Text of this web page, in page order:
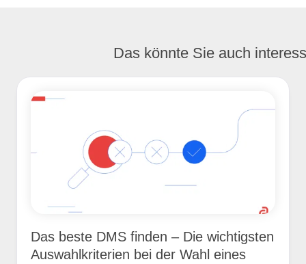
Das könnte Sie auch
Das beste DMS finden – Die wichtigsten
Auswahlkriterien bei der Wahl eines